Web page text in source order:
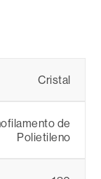
Cristal
de
Polietileno